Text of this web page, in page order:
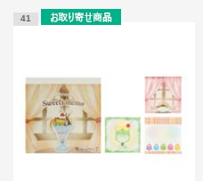
41